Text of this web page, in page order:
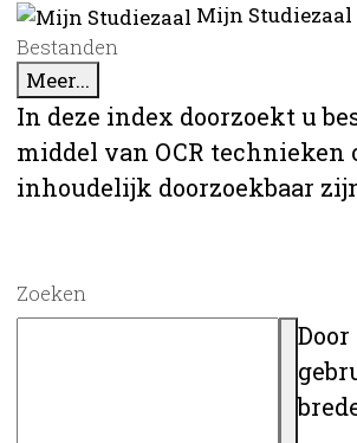
Mijn
Bestanden
Meer...
In deze index doorzoekt u
middel van OCR
inhoudelijk doorzoekbaar
Zoeken